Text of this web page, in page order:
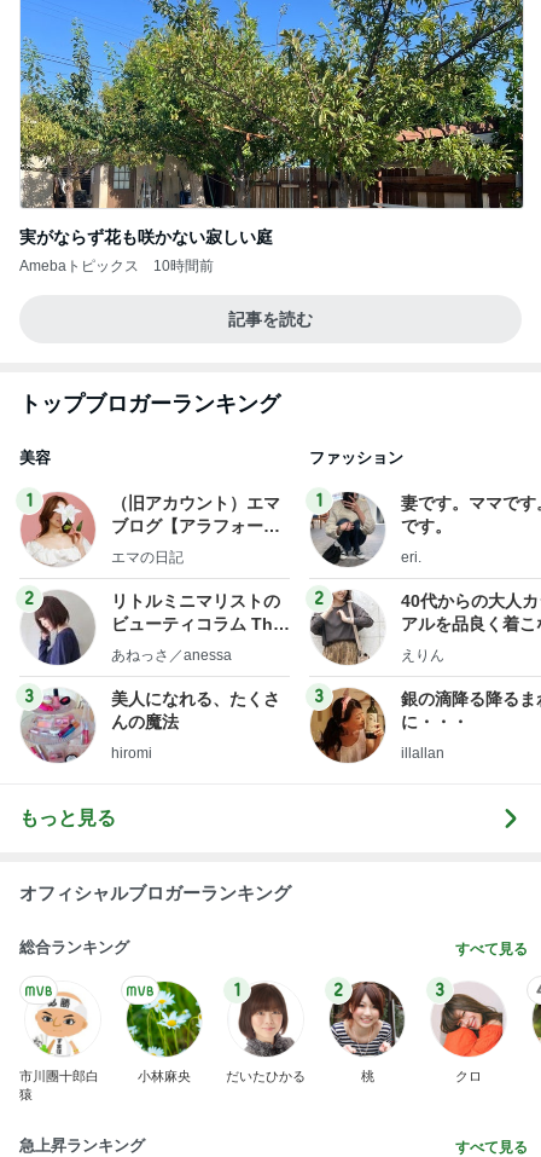
実がならず花も咲かない寂しい庭
Amebaトピックス 10時間前
記事を読む
トップブロガーランキング
美容
1
（旧アカウント）エマ
ブログ【アラフォー会
社売却セカンドライ
エマの日記
2
リトルミニマリストの
ビューティコラム The
little minimalist's bea
あねっさ／anessa
3
美人になれる、たくさ
んの魔法
hiromi
ファッション
1
妻です。ママです
です。
eri.
2
40代からの大人
アルを品良く着こ
ファッションブロ
えりん
3
銀の滴降る降るま
に・・・
illallan
もっと見る
オフィシャルブロガーランキング
総合ランキング すべて見る
市川團十郎白
猿
小林麻央
1
だいたひかる
2
桃
3
クロ
急上昇ランキング すべて見る